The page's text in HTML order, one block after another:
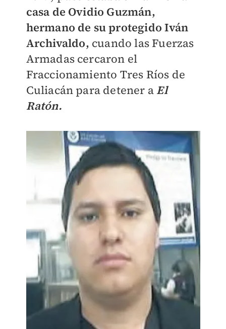
casa de Ovidio Guzmán,
hermano de su protegido Iván
Archivaldo, cuando las Fuerzas
Armadas cercaron el
Fraccionamiento Tres Ríos de
Culiacán para detener a El
Ratón.